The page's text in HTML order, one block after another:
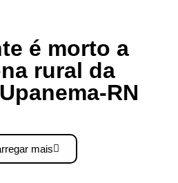
é morto a
rural da
RN
mais